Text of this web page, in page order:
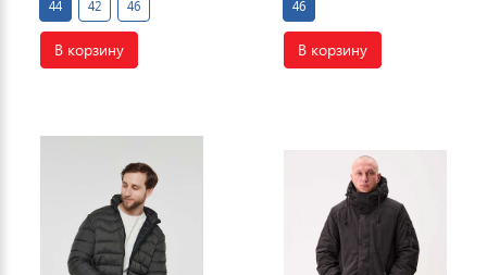
44 42 46
В корзину
46
В корзину